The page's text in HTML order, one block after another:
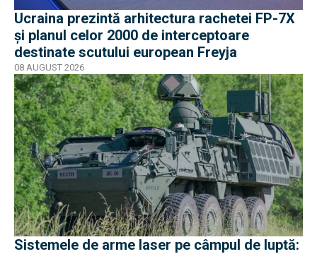
Ucraina prezintă arhitectura rachetei FP-7X
și planul celor 2000 de interceptoare
destinate scutului european Freyja
08 AUGUST 2026
Sistemele de arme laser pe câmpul de luptă: